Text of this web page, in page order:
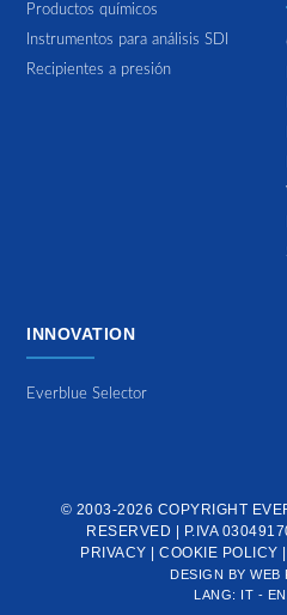
Productos químicos
Instrumentos para análisis SDI
Recipientes a presión
INNOVATION
Everblue Selector
© 2003-2026 COPYRIGHT
RESERVED | P.IVA
PRIVACY |COOKIE POLICY
DESIGN BYWEB
LANG: IT - EN